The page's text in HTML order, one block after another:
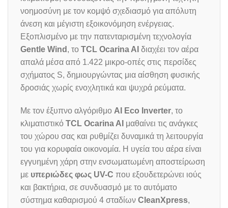
νοημοσύνη με τον κομψό σχεδιασμό για απόλυτη
άνεση και μέγιστη εξοικονόμηση ενέργειας.
Εξοπλισμένο με την πατενταρισμένη τεχνολογία
Gentle Wind , το TCL Ocarina AI διαχέει τον αέρα
απαλά μέσα από 1.422 μικρο-οπές στις περσίδες
σχήματος S, δημιουργώντας μια αίσθηση φυσικής
δροσιάς χωρίς ενοχλητικά και ψυχρά ρεύματα.
Με τον έξυπνο αλγόριθμο AI Eco Inverter, το
κλιματιστικό TCL Ocarina AI μαθαίνει τις ανάγκες
του χώρου σας και ρυθμίζει δυναμικά τη λειτουργία
του για κορυφαία οικονομία. Η υγεία του αέρα είναι
εγγυημένη χάρη στην ενσωματωμένη αποστείρωση
με υπεριώδες φως UV-C που εξουδετερώνει ιούς
και βακτήρια, σε συνδυασμό με το αυτόματο
σύστημα καθαρισμού 4 σταδίων CleanXpress,